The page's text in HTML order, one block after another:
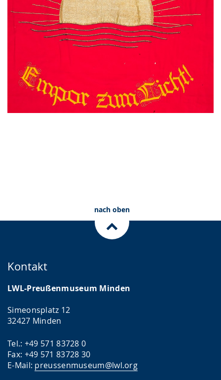
nach oben
Kontakt
LWL-Preußenmuseum Minden
Simeonsplatz 12
32427 Minden
Tel.: +49 571 83728 0
Fax: +49 571 83728 30
E-Mail: preussenmuseum@lwl.org